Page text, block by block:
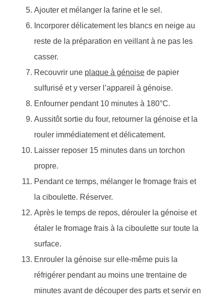
Ajouter et mélanger la farine et le sel.
Incorporer délicatement les blancs en neige au
reste de la préparation en veillant à ne pas les
casser.
Recouvrir une plaque à génoise de papier
sulfurisé et y verser l’appareil à génoise.
Enfourner pendant 10 minutes à 180°C.
Aussitôt sortie du four, retourner la génoise et la
rouler immédiatement et délicatement.
Laisser reposer 15 minutes dans un torchon
propre.
Pendant ce temps, mélanger le fromage frais et
la ciboulette. Réserver.
Après le temps de repos, dérouler la génoise et
étaler le fromage frais à la ciboulette sur toute la
surface.
Enrouler la génoise sur elle-même puis la
réfrigérer pendant au moins une trentaine de
minutes avant de découper des parts et servir en